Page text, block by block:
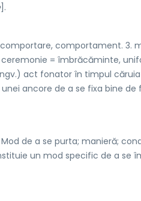
].
comportament. 3.
= îmbrăcăminte,
act fonator în timpul
ancore de a se fixa bine de
de a se purta; manieră;
un mod specific de a se